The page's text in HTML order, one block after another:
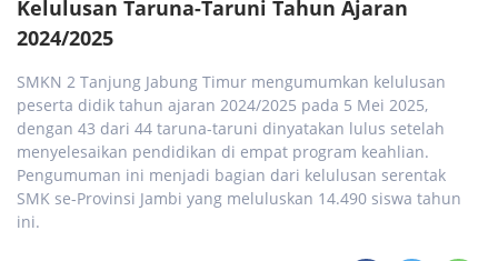
Kelulusan Taruna-Taruni Tahun Ajaran
2024/2025
SMKN 2 Tanjung Jabung Timur mengumumkan kelulusan
peserta didik tahun ajaran 2024/2025 pada 5 Mei 2025,
dengan 43 dari 44 taruna-taruni dinyatakan lulus setelah
menyelesaikan pendidikan di empat program keahlian.
Pengumuman ini menjadi bagian dari kelulusan serentak
SMK se-Provinsi Jambi yang meluluskan 14.490 siswa tahun
ini.